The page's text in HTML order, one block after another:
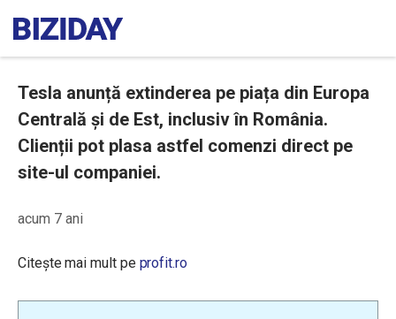
Tesla anunță extinderea pe piața din Europa
Centrală și de Est, inclusiv în România.
Clienții pot plasa astfel comenzi direct pe
site-ul companiei.
acum 7 ani
Citește mai mult pe profit.ro